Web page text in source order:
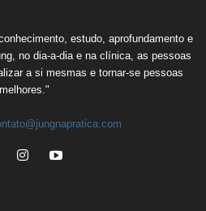
estudo, aprofundamento e
no dia-a-dia e na clínica, as pessoas
a si mesmas e tornar-se pessoas
melhores."